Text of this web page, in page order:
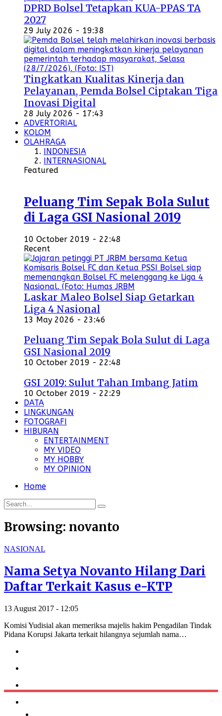
DPRD Bolsel Tetapkan KUA-PPAS TA
2027
29 July 2026 - 19:38
Tingkatkan Kualitas Kinerja dan
Pelayanan, Pemda Bolsel Ciptakan Tiga
Inovasi Digital
28 July 2026 - 17:43
ADVERTORIAL
KOLOM
OLAHRAGA
INDONESIA
INTERNASIONAL
Featured
Peluang Tim Sepak Bola Sulut
di Laga GSI Nasional 2019
10 October 2019 - 22:48
Recent
Laskar Maleo Bolsel Siap Getarkan
Liga 4 Nasional
13 May 2026 - 23:46
Peluang Tim Sepak Bola Sulut di Laga
GSI Nasional 2019
10 October 2019 - 22:48
GSI 2019: Sulut Tahan Imbang Jatim
10 October 2019 - 22:29
DATA
LINGKUNGAN
FOTOGRAFI
HIBURAN
ENTERTAINMENT
MY VIDEO
MY HOBBY
MY OPINION
Home
Browsing: novanto
NASIONAL
Nama Setya Novanto Hilang Dari
Daftar Terkait Kasus e-KTP
13 August 2017 - 12:05
Komisi Yudisial akan memeriksa majelis hakim Pengadilan Tindak
Pidana Korupsi Jakarta terkait hilangnya sejumlah nama…